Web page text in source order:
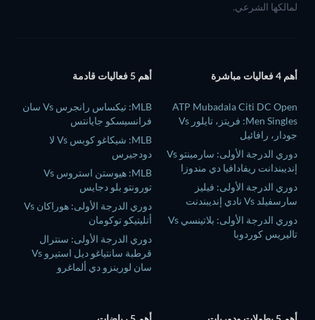
لمالكها الشرعي.
أهم 4 فعاليات مباشرة
ATP Mubadala Citi DC Open
Men Singles: فريتز، تايلور Vs
جودار، رافائيل
دوري الدرجة الأولى: سارمينتو Vs
إنديبندانت ريفادافيا دي مندوزا
دوري الدرجة الأولى: فيليز
سارسفيلد Vs نادي إنديبندنت
دوري الدرجة الأولى: بلاتينسي Vs
تاليريس كوردوبا
أهم 5 فعاليات قادمة
MLB: تيكساس رانجرس Vs سان
فرانسيسكو جايانتس
MLB: شيكاغو كوبس Vs لا
دودجيرس
MLB: هيوستن استروس Vs
تورونتو بلو دجايس
دوري الدرجة الأولى: هوراكان Vs
أتليتيكو توكومان
دوري الدرجة الأولى: سنترال
قرطبة سانتياغو ديل استيرو Vs
سان لورينزو دي ألماغرو